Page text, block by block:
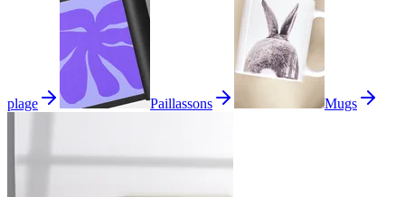
plage Paillassons Mugs